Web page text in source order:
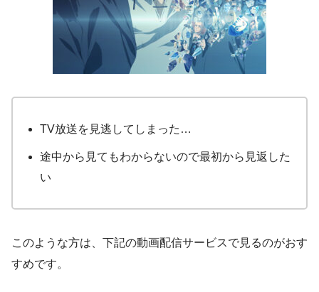
TV放送を見逃してしまった…
途中から見てもわからないので最初から見返した
い
このような方は、下記の動画配信サービスで見るのがおす
すめです。